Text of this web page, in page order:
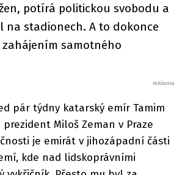
potírá politickou svobodu a
na stadionech. A to dokonce
samotného
pár týdny katarský emír Tamim
Miloš Zeman v Praze
je emirát v jihozápadní části
kde nad lidskoprávními